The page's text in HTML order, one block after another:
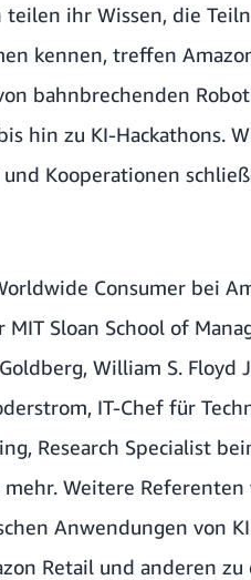
ihr Wissen, die
kennen, treffen
bahnbrechenden
hin zu KI-Hackathons.
Kooperationen
Consumer bei
MIT Sloan School of
William S. Floyd
IT-Chef für
Research Specialist
Weitere Referenten
Anwendungen von
Retail und anderen